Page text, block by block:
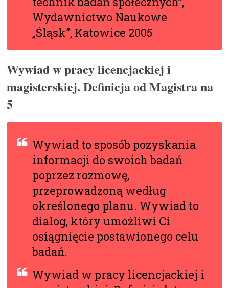
Wydawnictwo Naukowe
„Śląsk”, Katowice 2005
Wywiad w pracy licencjackiej i
magisterskiej. Definicja od Magistra na
5
Wywiad to sposób pozyskania
informacji do swoich badań
poprzez rozmowę,
przeprowadzoną według
określonego planu. Wywiad to
dialog, który umożliwi Ci
osiągnięcie postawionego celu
badań.
Wywiad w pracy licencjackiej i